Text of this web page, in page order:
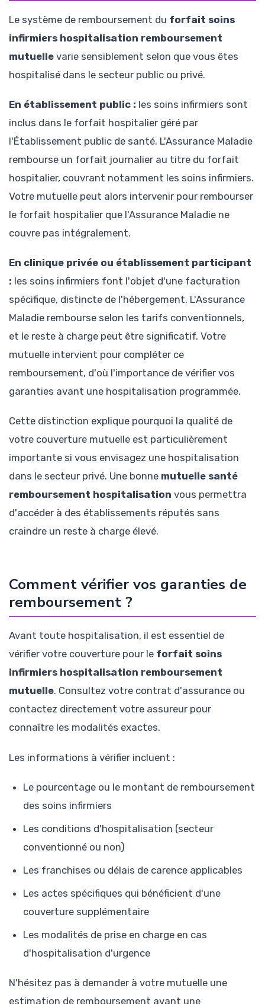
Le système de remboursement du forfait soins
infirmiers hospitalisation remboursement
mutuelle varie sensiblement selon que vous êtes
hospitalisé dans le secteur public ou privé.
En établissement public : les soins infirmiers sont
inclus dans le forfait hospitalier géré par
l'Établissement public de santé. L'Assurance Maladie
rembourse un forfait journalier au titre du forfait
hospitalier, couvrant notamment les soins infirmiers.
Votre mutuelle peut alors intervenir pour rembourser
le forfait hospitalier que l'Assurance Maladie ne
couvre pas intégralement.
En clinique privée ou établissement participant
: les soins infirmiers font l'objet d'une facturation
spécifique, distincte de l'hébergement. L'Assurance
Maladie rembourse selon les tarifs conventionnels,
et le reste à charge peut être significatif. Votre
mutuelle intervient pour compléter ce
remboursement, d'où l'importance de vérifier vos
garanties avant une hospitalisation programmée.
Cette distinction explique pourquoi la qualité de
votre couverture mutuelle est particulièrement
importante si vous envisagez une hospitalisation
dans le secteur privé. Une bonne mutuelle santé
remboursement hospitalisation vous permettra
d'accéder à des établissements réputés sans
craindre un reste à charge élevé.
Comment vérifier vos garanties de
remboursement ?
Avant toute hospitalisation, il est essentiel de
vérifier votre couverture pour le forfait soins
infirmiers hospitalisation remboursement
mutuelle. Consultez votre contrat d'assurance ou
contactez directement votre assureur pour
connaître les modalités exactes.
Les informations à vérifier incluent :
Le pourcentage ou le montant de remboursement
des soins infirmiers
Les conditions d'hospitalisation (secteur
conventionné ou non)
Les franchises ou délais de carence applicables
Les actes spécifiques qui bénéficient d'une
couverture supplémentaire
Les modalités de prise en charge en cas
d'hospitalisation d'urgence
N'hésitez pas à demander à votre mutuelle une
estimation de remboursement avant une